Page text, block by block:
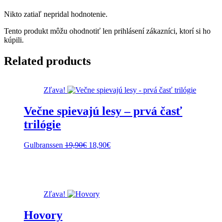
Nikto zatiaľ nepridal hodnotenie.
Tento produkt môžu ohodnotiť len prihlásení zákazníci, ktorí si ho
kúpili.
Related products
Zľava!
Večne spievajú lesy – prvá časť
trilógie
Gulbranssen 19,90€ Pôvodná
18,90€Aktuálna
Zľava!
Hovory